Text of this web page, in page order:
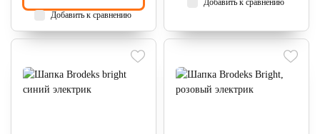
Добавить к сравнению
Добавить к сравнению